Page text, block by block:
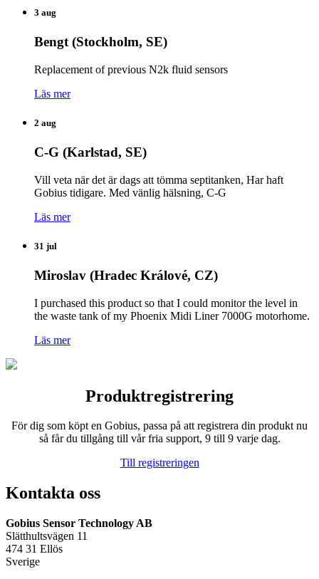
3 aug
Bengt (Stockholm, SE)
Replacement of previous N2k fluid sensors
Läs mer
2 aug
C-G (Karlstad, SE)
Vill veta när det är dags att tömma septitanken, Har haft
Gobius tidigare. Med vänlig hälsning, C-G
Läs mer
31 jul
Miroslav (Hradec Králové, CZ)
I purchased this product so that I could monitor the level in
the waste tank of my Phoenix Midi Liner 7000G motorhome.
Läs mer
Produktregistrering
För dig som köpt en Gobius, passa på att registrera din produkt nu
så får du tillgång till vår fria support, 9 till 9 varje dag.
Till registreringen
Kontakta oss
Gobius Sensor Technology AB
Slätthultsvägen 11
474 31 Ellös
Sverige